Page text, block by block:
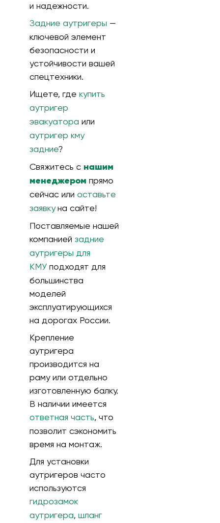
и надежности.
Задние аутригеры —
ключевой элемент
безопасности и
устойчивости вашей
спецтехники.
Ищете, гдекупить
аутригер
эвакуатора или
аутригер кму
задние?
Свяжитесь с нашим
менеджером прямо
сейчас илиоставьте
заявкуна сайте!
Поставляемые нашей
компаниейзадние
аутригеры для
КМУ подходят для
большинства
моделей
эксплуатирующихся
на дорогах России.
Крепление
аутригера
производится на
раму или отдельно
изготовленную балку.
В наличии имеется
ответная часть, что
позволит сэкономить
время на монтаж.
Для установки
аутригеров часто
используются
гидрозамок
аутригера,шланг